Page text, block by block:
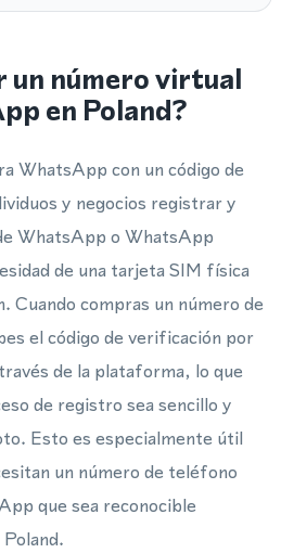
un número virtual
en Poland?
WhatsApp con un código de
y negocios registrar y
WhatsApp o WhatsApp
de una tarjeta SIM física
Cuando compras un número de
el código de verificación por
de la plataforma, lo que
de registro sea sencillo y
Esto es especialmente útil
un número de teléfono
que sea reconocible